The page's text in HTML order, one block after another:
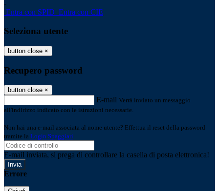
-
Entra con SPID Entra con CIE
Seleziona utente
button close ×
Recupero password
button close ×
E-mail Verrà inviato un messaggio
all'indirizzo indicato con le istruzioni necessarie.
Non hai una e-mail associata al nome utente? Effettua il reset della password
tramite la Login Spaggiari
E-mail inviata, si prega di controllare la casella di posta elettronica!
Errore